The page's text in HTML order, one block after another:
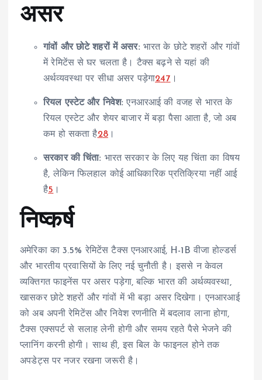
असर
गांवों और छोटे शहरों में असर: भारत के छोटे शहरों और गांवों
में रेमिटेंस से घर चलता है। टैक्स बढ़ने से यहां की
अर्थव्यवस्था पर सीधा असर पड़ेगा247 ।
रियल एस्टेट और निवेश: एनआरआई की वजह से भारत के
रियल एस्टेट और शेयर बाजार में बड़ा पैसा आता है, जो अब
कम हो सकता है28।
सरकार की चिंता: भारत सरकार के लिए यह चिंता का विषय
है, लेकिन फिलहाल कोई आधिकारिक प्रतिक्रिया नहीं आई
है5 ।
निष्कर्ष
अमेरिका का 3.5% रेमिटेंस टैक्स एनआरआई, H-1B वीजा होल्डर्स
और भारतीय प्रवासियों के लिए नई चुनौती है। इससे न केवल
व्यक्तिगत फाइनेंस पर असर पड़ेगा, बल्कि भारत की अर्थव्यवस्था,
खासकर छोटे शहरों और गांवों में भी बड़ा असर दिखेगा। एनआरआई
को अब अपनी रेमिटेंस और निवेश रणनीति में बदलाव लाना होगा,
टैक्स एक्सपर्ट से सलाह लेनी होगी और समय रहते पैसे भेजने की
प्लानिंग करनी होगी। साथ ही, इस बिल के फाइनल होने तक
अपडेट्स पर नजर रखना जरूरी है।